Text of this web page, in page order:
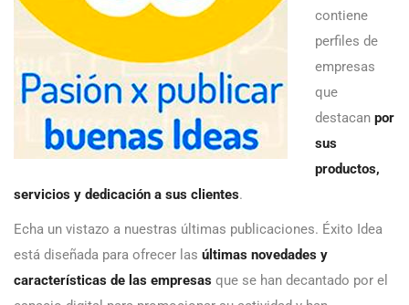
contiene
perfiles de
empresas
que
destacan por
sus
productos,
servicios y dedicación a sus clientes.
Echa un vistazo a nuestras últimas publicaciones. Éxito Idea
está diseñada para ofrecer las últimas novedades y
características de las empresas que se han decantado por el